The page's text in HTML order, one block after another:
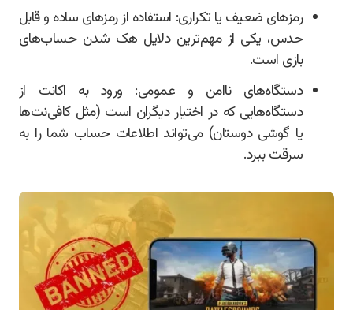
رمزهای ضعیف یا تکراری: استفاده از رمزهای ساده و قابل
حدس، یکی از مهم‌ترین دلایل هک شدن حساب‌های
بازی است.
دستگاه‌های ناامن و عمومی: ورود به اکانت از
دستگاه‌هایی که در اختیار دیگران است (مثل کافی‌نت‌ها
یا گوشی دوستان) می‌تواند اطلاعات حساب شما را به
سرقت ببرد.